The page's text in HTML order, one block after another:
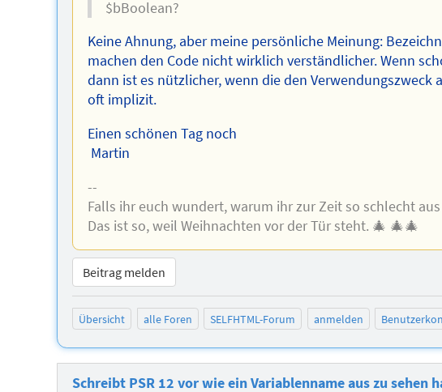
$bBoolean?
Keine Ahnung, aber meine persönliche Meinung:
machen den Code nicht wirklich verständlicher. Wenn
dann ist es nützlicher, wenn die den Verwendungszweck
oft implizit.
Einen schönen Tag noch
Martin
--
Falls ihr euch wundert, warum ihr zur Zeit so schlecht
Das ist so, weil Weihnachten vor der Tür steht. 🎄 🎄🎄
Beitrag melden
Übersicht alle Foren SELFHTML-Forum anmelden
Schreibt PSR 12 vor wie ein Variablenname aus zu sehen